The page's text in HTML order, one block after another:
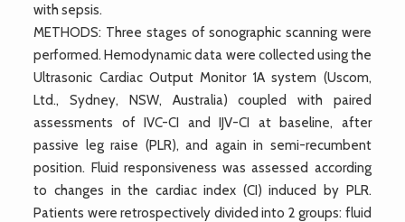
with sepsis.
METHODS: Three stages of sonographic scanning were
performed. Hemodynamic data were collected using the
Ultrasonic Cardiac Output Monitor 1A system (Uscom,
Ltd., Sydney, NSW, Australia) coupled with paired
assessments of IVC-CI and IJV-CI at baseline, after
passive leg raise (PLR), and again in semi-recumbent
position. Fluid responsiveness was assessed according
to changes in the cardiac index (CI) induced by PLR.
Patients were retrospectively divided into 2 groups: fluid